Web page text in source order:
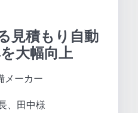
見積もり自動
大幅向上
メーカー
、田中様